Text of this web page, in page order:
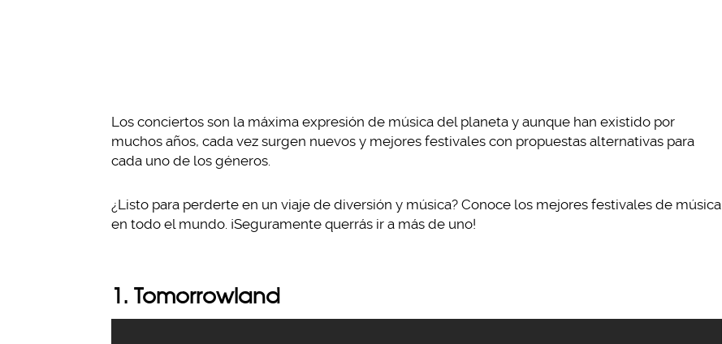
Los conciertos son la máxima expresión de música del planeta y aunque han existido por
muchos años, cada vez surgen nuevos y mejores festivales con propuestas alternativas para
cada uno de los géneros.
¿Listo para perderte en un viaje de diversión y música? Conoce los mejores festivales de música
en todo el mundo. ¡Seguramente querrás ir a más de uno!
1. Tomorrowland